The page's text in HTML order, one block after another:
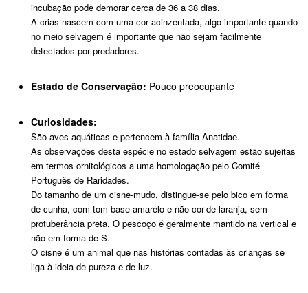
incubação pode demorar cerca de 36 a 38 dias.
A crias nascem com uma cor acinzentada, algo importante quando
no meio selvagem é importante que não sejam facilmente
detectados por predadores.
Estado de Conservação: Pouco preocupante
Curiosidades:
São aves aquáticas e pertencem à família Anatidae.
As observações desta espécie no estado selvagem estão sujeitas
em termos ornitológicos a uma homologação pelo Comité
Português de Raridades.
Do tamanho de um cisne-mudo, distingue-se pelo bico em forma
de cunha, com tom base amarelo e não cor-de-laranja, sem
protuberância preta. O pescoço é geralmente mantido na vertical e
não em forma de S.
O cisne é um animal que nas histórias contadas às crianças se
liga à ideia de pureza e de luz.